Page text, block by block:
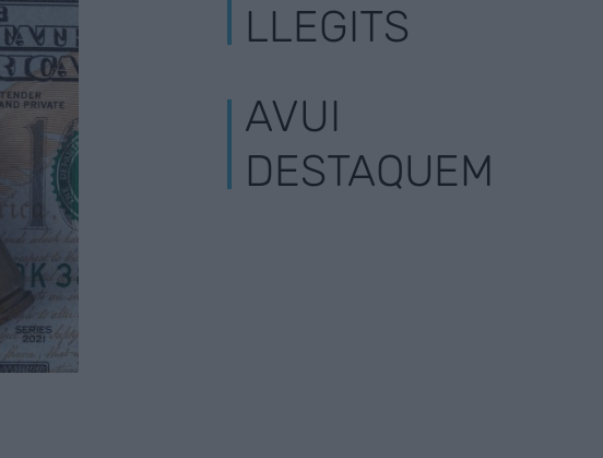
LLEGITS
AVUI
DESTAQUEM